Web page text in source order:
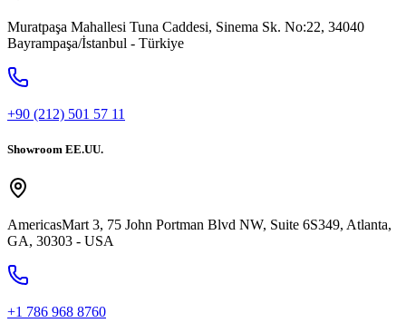
Muratpaşa Mahallesi Tuna Caddesi, Sinema Sk. No:22, 34040
Bayrampaşa/İstanbul - Türkiye
+90 (212) 501 57 11
Showroom EE.UU.
AmericasMart 3, 75 John Portman Blvd NW, Suite 6S349, Atlanta,
GA, 30303 - USA
+1 786 968 8760